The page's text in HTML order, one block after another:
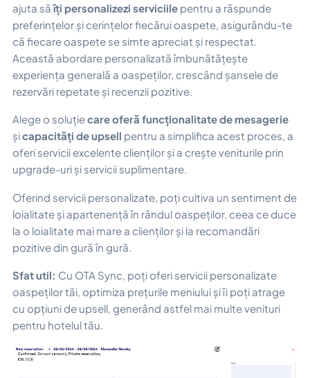
ajuta săîți personalizezi serviciile pentru a răspunde
preferințelor și cerințelor fiecărui oaspete, asigurându-te
că fiecare oaspete se simte apreciat și respectat.
Această abordare personalizată îmbunătățește
experiența generală a oaspeților, crescând șansele de
rezervări repetate și recenzii pozitive.
Alege o soluțiecare oferă funcționalitate de mesagerie
șicapacități de upsell pentru a simplifica acest proces, a
oferi servicii excelente clienților și a crește veniturile prin
upgrade-uri și servicii suplimentare.
Oferind servicii personalizate, poți cultiva un sentiment de
loialitate și apartenență în rândul oaspeților, ceea ce duce
la o loialitate mai mare a clienților și la recomandări
pozitive din gură în gură.
Sfat util: Cu OTA Sync, poți oferi servicii personalizate
oaspeților tăi, optimiza prețurile meniului și îi poți atrage
cu opțiuni de upsell, generând astfel mai multe venituri
pentru hotelul tău.